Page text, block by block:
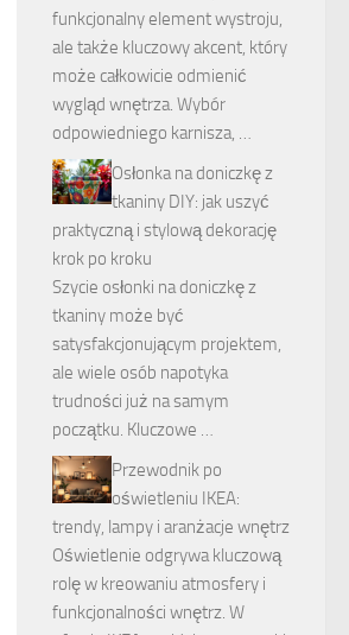
funkcjonalny element wystroju,
ale także kluczowy akcent, który
może całkowicie odmienić
wygląd wnętrza. Wybór
odpowiedniego karnisza, …
Osłonka na doniczkę z
tkaniny DIY: jak uszyć
praktyczną i stylową dekorację
krok po kroku
Szycie osłonki na doniczkę z
tkaniny może być
satysfakcjonującym projektem,
ale wiele osób napotyka
trudności już na samym
początku. Kluczowe …
Przewodnik po
oświetleniu IKEA:
trendy, lampy i aranżacje wnętrz
Oświetlenie odgrywa kluczową
rolę w kreowaniu atmosfery i
funkcjonalności wnętrz. W